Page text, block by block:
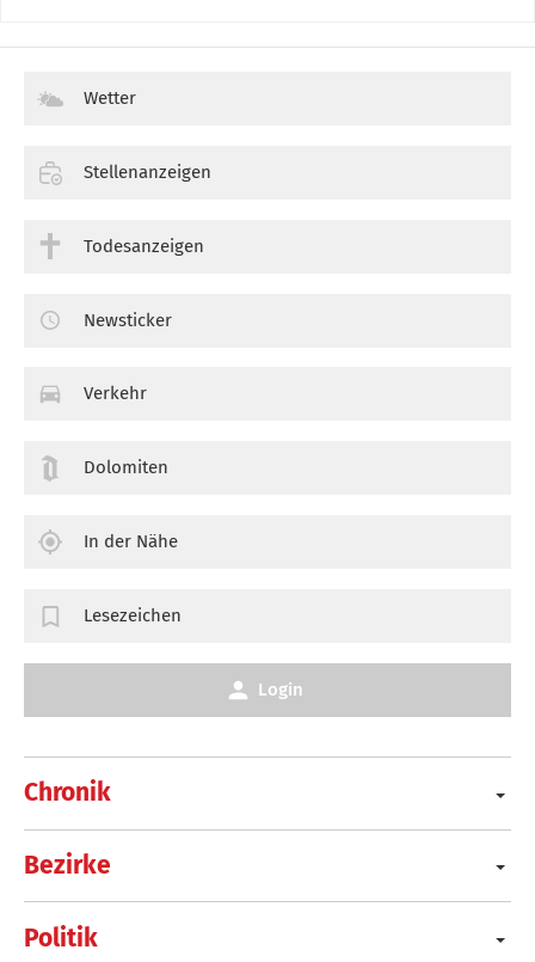
Chronik
Bezirke
Politik
Wetter
Stellenanzeigen
Todesanzeigen
Newsticker
Verkehr
Dolomiten
In der Nähe
Lesezeichen
Login